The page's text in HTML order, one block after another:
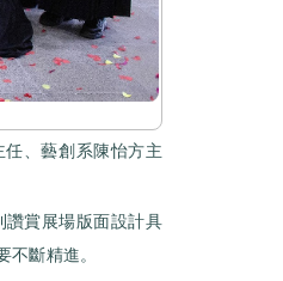
、藝創系陳怡方主
讚賞展場版面設計具
斷精進。